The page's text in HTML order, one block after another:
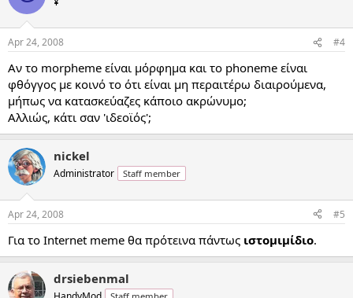
Apr 24, 2008 #4
Αν το morpheme είναι μόρφημα και το phoneme είναι
φθόγγος με κοινό το ότι είναι μη περαιτέρω διαιρούμενα,
μήπως να κατασκεύαζες κάποιο ακρώνυμο;
Αλλιώς, κάτι σαν 'ιδεοϊός';
nickel
Administrator Staff member
Apr 24, 2008 #5
Για το Internet meme θα πρότεινα πάντως ιστομιμίδιο.
drsiebenmal
Staff member